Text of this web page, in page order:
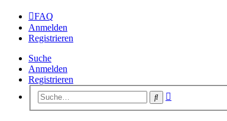
FAQ
Anmelden
Registrieren
Suche
Anmelden
Registrieren
Suche